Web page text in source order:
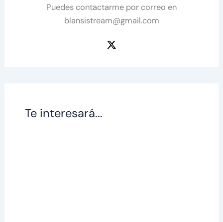
Puedes contactarme por correo en
blansistream@gmail.com
Te interesará...